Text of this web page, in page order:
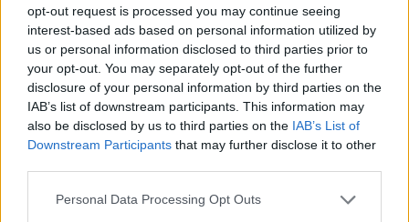
opt-out request is processed you may continue seeing
interest-based ads based on personal information utilized by
us or personal information disclosed to third parties prior to
your opt-out. You may separately opt-out of the further
disclosure of your personal information by third parties on the
IAB’s list of downstream participants. This information may
also be disclosed by us to third parties on the IAB’s List of
Downstream Participants that may further disclose it to other
Personal Data Processing Opt Outs
3
UUTISET